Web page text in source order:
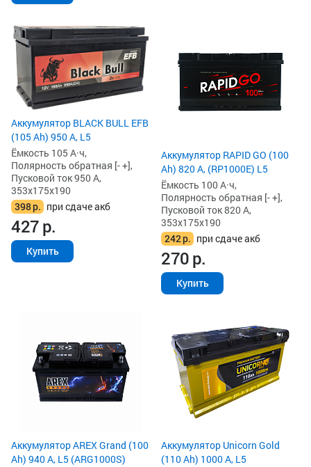
Аккумулятор BLACK BULL EFB
(105 Ah) 950 А, L5
Ёмкость 105 А·ч,
Полярность обратная [- +],
Пусковой ток 950 А,
353x175x190
398р. при сдаче акб
427р.
Купить
Аккумулятор RAPID GO (100
Ah) 820 А, (RP1000E) L5
Ёмкость 100 А·ч,
Полярность обратная [- +],
Пусковой ток 820 А,
353x175x190
242р. при сдаче акб
270р.
Купить
Аккумулятор AREX Grand (100
Ah) 940 А, L5 (ARG1000S)
Аккумулятор Unicorn Gold
(110 Ah) 1000 А, L5